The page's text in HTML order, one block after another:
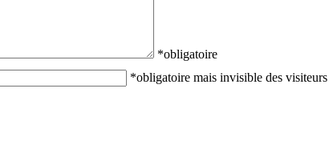
*obligatoire
*obligatoire mais invisible des visiteurs